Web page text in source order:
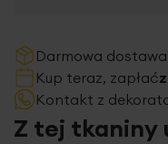
Darmowa
Kup teraz, zapłać
Kontakt z
Z tej tkaniny